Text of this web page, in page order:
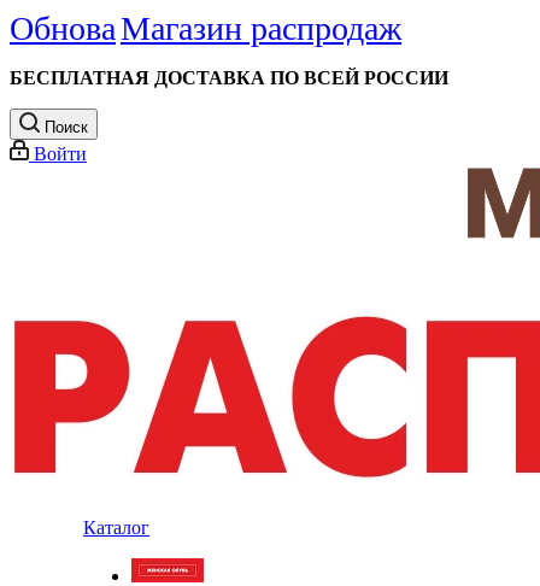
ОбноваМагазин распродаж
БЕСПЛАТНАЯ ДОСТАВКА ПО ВСЕЙ РОССИИ
Поиск
Войти
Каталог